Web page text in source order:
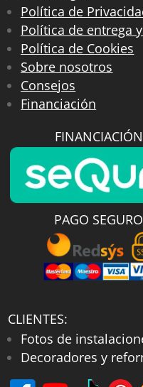
Política de
Política de entrega
Política de Cookies
Sobre nosotros
Consejos
Financiación
PAGO
CLIENTES:
Fotos de
Decoradores y